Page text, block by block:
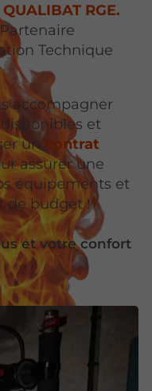
RGE.
Technique
accompagner
et
un contrat
assurer une
équipements et
de budget !
et votre confort